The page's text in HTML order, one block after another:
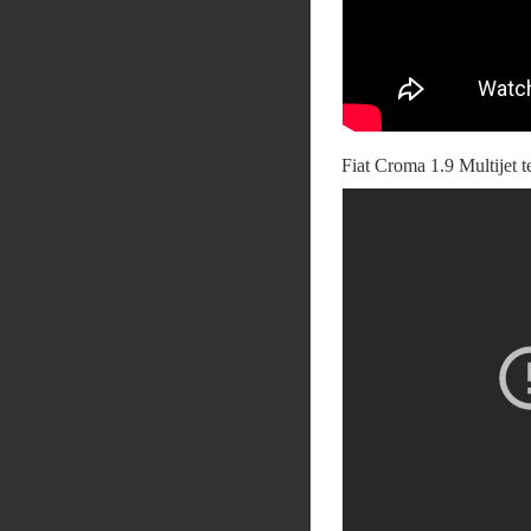
Fiat Croma 1.9 Multijet